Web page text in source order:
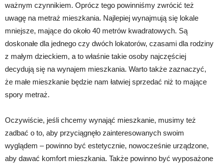
ważnym czynnikiem. Oprócz tego powinniśmy zwrócić też
uwagę na metraż mieszkania. Najlepiej wynajmują się lokale
mniejsze, mające do około 40 metrów kwadratowych. Są
doskonałe dla jednego czy dwóch lokatorów, czasami dla rodziny
z małym dzieckiem, a to właśnie takie osoby najczęściej
decydują się na wynajem mieszkania. Warto także zaznaczyć,
że małe mieszkanie będzie nam łatwiej sprzedać niż to mające
spory metraż.
Oczywiście, jeśli chcemy wynająć mieszkanie, musimy też
zadbać o to, aby przyciągnęło zainteresowanych swoim
wyglądem – powinno być estetycznie, nowocześnie urządzone,
aby dawać komfort mieszkania. Także powinno być wyposażone